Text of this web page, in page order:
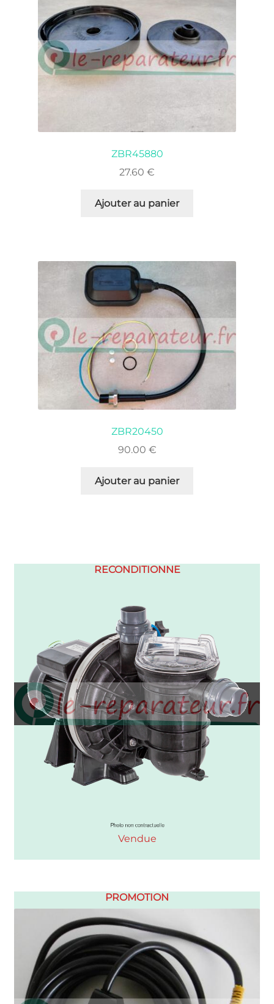
ZBR45880
27.60 €
Ajouter au panier
ZBR20450
90.00 €
Ajouter au panier
RECONDITIONNE
Vendue
PROMOTION